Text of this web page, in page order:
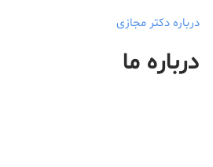
درباره دکتر مجازی
درباره ما